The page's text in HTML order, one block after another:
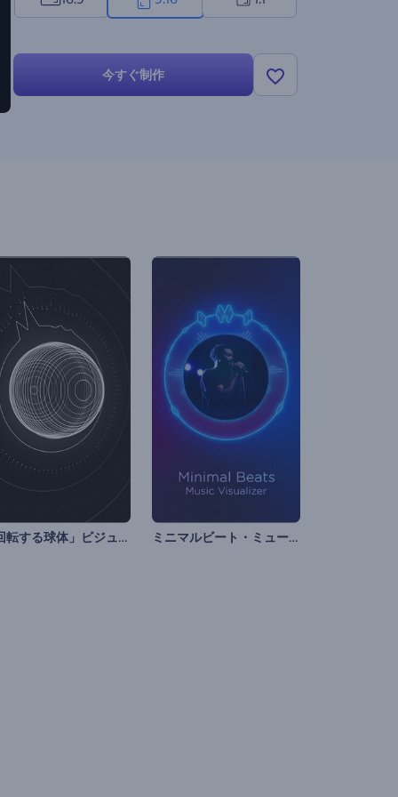
今すぐ制作
「回転する球体」ビジュアライザー ミニマルビート・ミュージックのビジュアライザー